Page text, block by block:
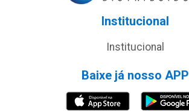
Institucional
Institucional
Baixe já nosso APP